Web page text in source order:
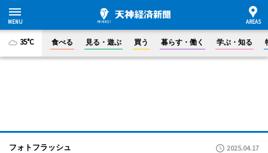
35°C 食べる 見る・遊ぶ 買う 暮らす・働く 学ぶ・知る
フォトフラッシュ 2025.04.17